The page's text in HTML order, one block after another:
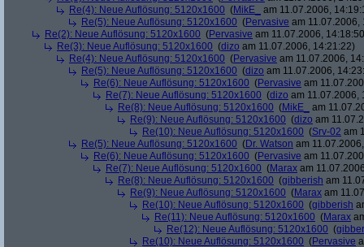
Re(4): Neue Auflösung: 5120x1600 (MikE_
am 11.07.2006,
Re(5): Neue Auflösung: 5120x1600 (Pervasive am 11.07.2006,
Re(2): Neue Auflösung: 5120x1600 (Pervasive am 11.07.2006,
Re(3): Neue Auflösung: 5120x1600 (dizo am 11.07.2006, 14:21:22)
Re(4): Neue Auflösung: 5120x1600 (Pervasive am 11.07.2006,
Re(5): Neue Auflösung: 5120x1600 (dizo am 11.07.2006,
Re(6): Neue Auflösung: 5120x1600 (Pervasive am
Re(7): Neue Auflösung: 5120x1600 (dizo am 11.07.2006,
Re(8): Neue Auflösung: 5120x1600 (MikE_
am
Re(9): Neue Auflösung: 5120x1600 (dizo am
Re(10): Neue Auflösung: 5120x1600 (Srv-02 am
Re(5): Neue Auflösung: 5120x1600 (Dr. Watson am
Re(6): Neue Auflösung: 5120x1600 (Pervasive am
Re(7): Neue Auflösung: 5120x1600 (Marax am
Re(8): Neue Auflösung: 5120x1600 (gibberish am
Re(9): Neue Auflösung: 5120x1600 (Marax am
Re(10): Neue Auflösung: 5120x1600 (gibberish
Re(11): Neue Auflösung: 5120x1600 (Marax
Re(12): Neue Auflösung: 5120x1600 (
Re(10): Neue Auflösung: 5120x1600 (Pervasive